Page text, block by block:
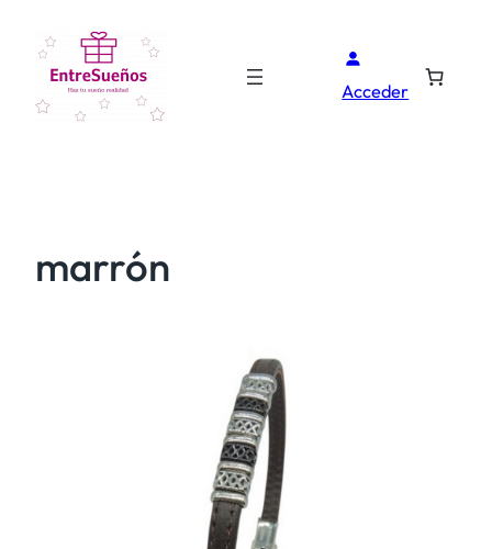
Acceder
marrón